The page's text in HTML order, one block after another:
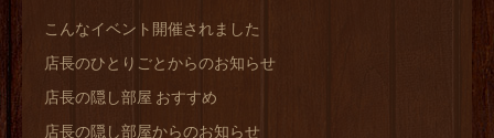
こんなイベント開催されました
店長のひとりごとからのお知らせ
店長の隠し部屋 おすすめ
店長の隠し部屋からのお知らせ